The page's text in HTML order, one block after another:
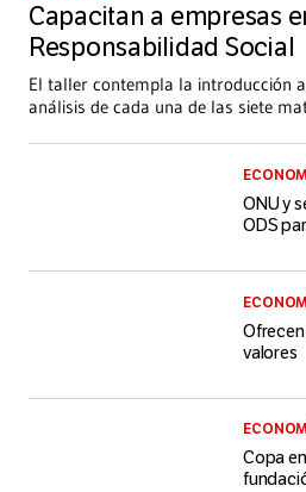
Capacitan a empresas
Responsabilidad Social
El taller contempla la introducción
análisis de cada una de las siete
ONU y
ODS
valores
Copa